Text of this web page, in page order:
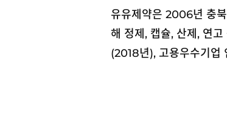
유유제약은 2006년 충
해 정제, 캡슐, 산제, 연
(2018년), 고용우수기업